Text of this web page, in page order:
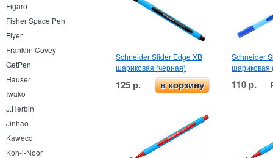
Figaro
Fisher Space Pen
Flyer
Franklin Covey
GetPen
Hauser
Iwako
J.Herbin
Jinhao
Kaweco
Koh-i-Noor
Schneider Slider Edge XB
шариковая (черная)
125 р. в корзину
Schneider
шариковая
110 р.